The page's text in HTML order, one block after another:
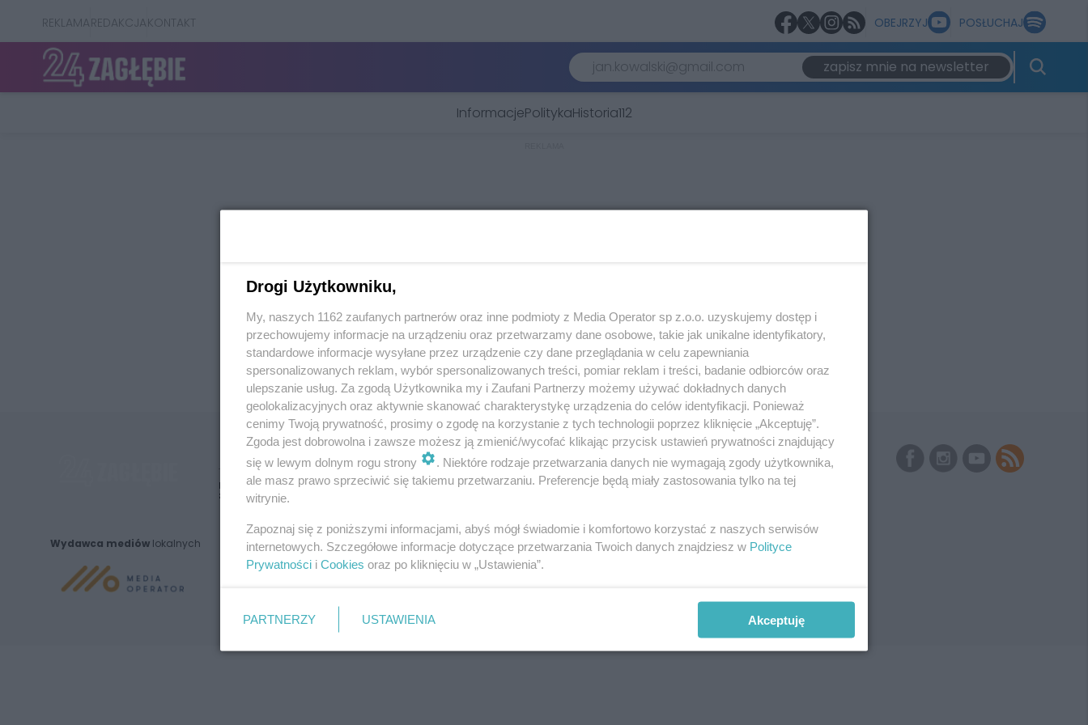
REKLAMAREDAKCJAKONTAKT OBEJRZYJ POSŁUCHAJ
zapisz mnie na newsletter
InformacjePolitykaHistoria112
Wydawca mediów lokalnych
Nie zapomnij
zapoznać się z:
Twojemiasto
Piekary Śląskie
Chorzów
Świętochłowice
Bytom
Skontaktuj sięz nami
Kontakt
Redakcja
Drogi Użytkowniku,
My, naszych 1162 zaufanych partnerów oraz inne podmioty z Media Operator sp z.o.o. uzyskujemy dostęp i
przechowujemy informacje na urządzeniu oraz przetwarzamy dane osobowe, takie jak unikalne identyfikatory,
standardowe informacje wysyłane przez urządzenie czy dane przeglądania w celu zapewniania
spersonalizowanych reklam, wybór spersonalizowanych treści, pomiar reklam i treści, badanie odbiorców oraz
ulepszanie usług. Za zgodą Użytkownika my i Zaufani Partnerzy możemy używać dokładnych danych
geolokalizacyjnych oraz aktywnie skanować charakterystykę urządzenia do celów identyfikacji. Ponieważ
cenimy Twoją prywatność, prosimy o zgodę na korzystanie z tych technologii poprzez kliknięcie „Akceptuję”.
Zgoda jest dobrowolna i zawsze możesz ją zmienić/wycofać klikając przycisk ustawień prywatności znajdujący
się w lewym dolnym rogu strony
. Niektóre rodzaje przetwarzania danych nie wymagają zgody użytkownika,
ale masz prawo sprzeciwić się takiemu przetwarzaniu. Preferencje będą miały zastosowania tylko na tej
witrynie.
Zapoznaj się z poniższymi informacjami, abyś mógł świadomie i komfortowo korzystać z naszych serwisów
internetowych. Szczegółowe informacje dotyczące przetwarzania Twoich danych znajdziesz w Polityce
Prywatności i Cookies oraz po kliknięciu w „Ustawienia”.
PARTNERZY USTAWIENIA Akceptuję